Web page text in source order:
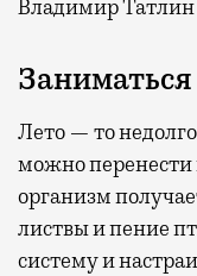
Владимир Татлин
Лето — то
можно перенести
организм
листвы и пение
систему и